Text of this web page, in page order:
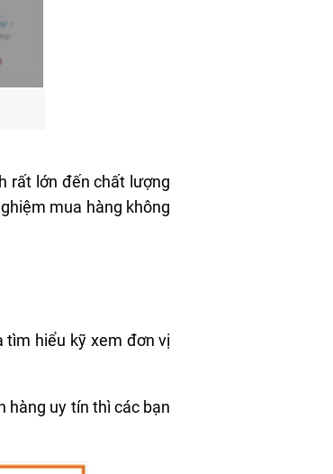
rất lớn đến chất lượng
mua hàng không
tìm hiểu kỹ xem đơn vị
hàng uy tín thì các bạn